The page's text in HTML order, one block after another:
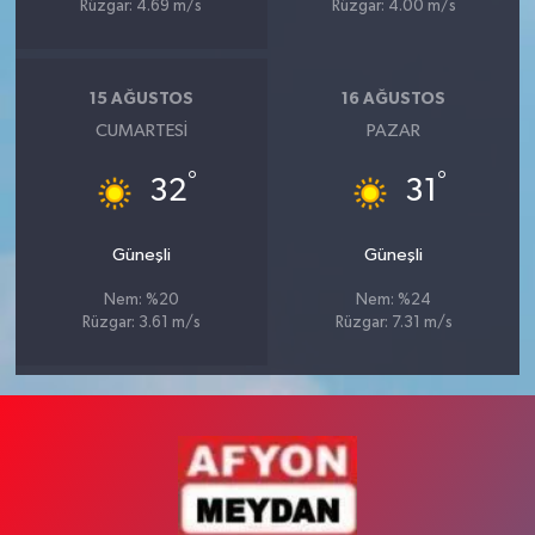
Rüzgar: 4.69 m/s Rüzgar: 4.00 m/s
15 AĞUSTOS
CUMARTESI
32°
Güneşli
Nem: %20
Rüzgar: 3.61 m/s
16 AĞUSTOS
PAZAR
31 °
Güneşli
Nem: %24
Rüzgar: 7.31 m/s